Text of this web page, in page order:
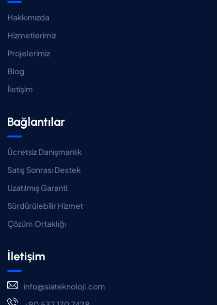
Hakkımızda
Hizmetlerimiz
Projelerimiz
Blog
İletişim
Bağlantılar
Ücretsiz Danışmanlık
Satış Sonrası Destek
Uzatılmış Garanti
Sürdürülebilir Hizmet
Çözüm Ortaklığı
İletişim
info@siateknoloji.com